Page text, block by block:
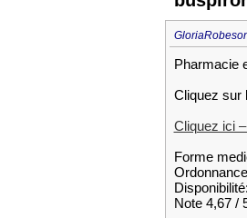
Pharmacie
Cliquez sur
Cliquez ici
Forme
Note 4,67 /